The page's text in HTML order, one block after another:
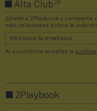
Alta Club2P
¡Únete a 2Playbook y
más relevantes sobre la
Al suscribirte aceptas la política
2Playbook